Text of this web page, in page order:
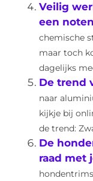
Veilig
een
chemische
maar toch
dagelijks
De trend
naar
kijkje bij
de trend:
De
raad met